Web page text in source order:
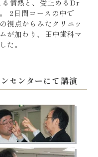
情熱と、受止めるDr
2日間コースの中で
視点からみたクリニッ
が加わり、田中歯科マ
た。
センターにて講演